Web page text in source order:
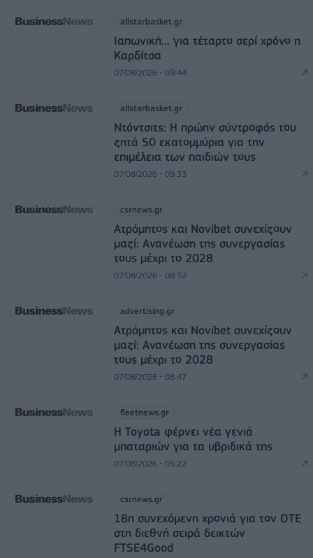
allstarbasket.gr
Ιαπωνική... για τέταρτο σερί χρόνο η
Καρδίτσα
07/08/2026 - 09:44
allstarbasket.gr
Ντόντσιτς: Η πρώην σύντροφός του
ζητά 50 εκατομμύρια για την
επιμέλεια των παιδιών τους
07/08/2026 - 09:33
csrnews.gr
Ατρόμητος και Novibet συνεχίζουν
μαζί: Ανανέωση της συνεργασίας
τους μέχρι το 2028
07/08/2026 - 08:52
advertising.gr
Ατρόμητος και Novibet συνεχίζουν
μαζί: Ανανέωση της συνεργασίας
τους μέχρι το 2028
07/08/2026 - 08:47
fleetnews.gr
Η Toyota φέρνει νέα γενιά
μπαταριών για τα υβριδικά της
07/08/2026 - 05:22
csrnews.gr
18η συνεχόμενη χρονιά για τον ΟΤΕ
στη διεθνή σειρά δεικτών
FTSE4Good